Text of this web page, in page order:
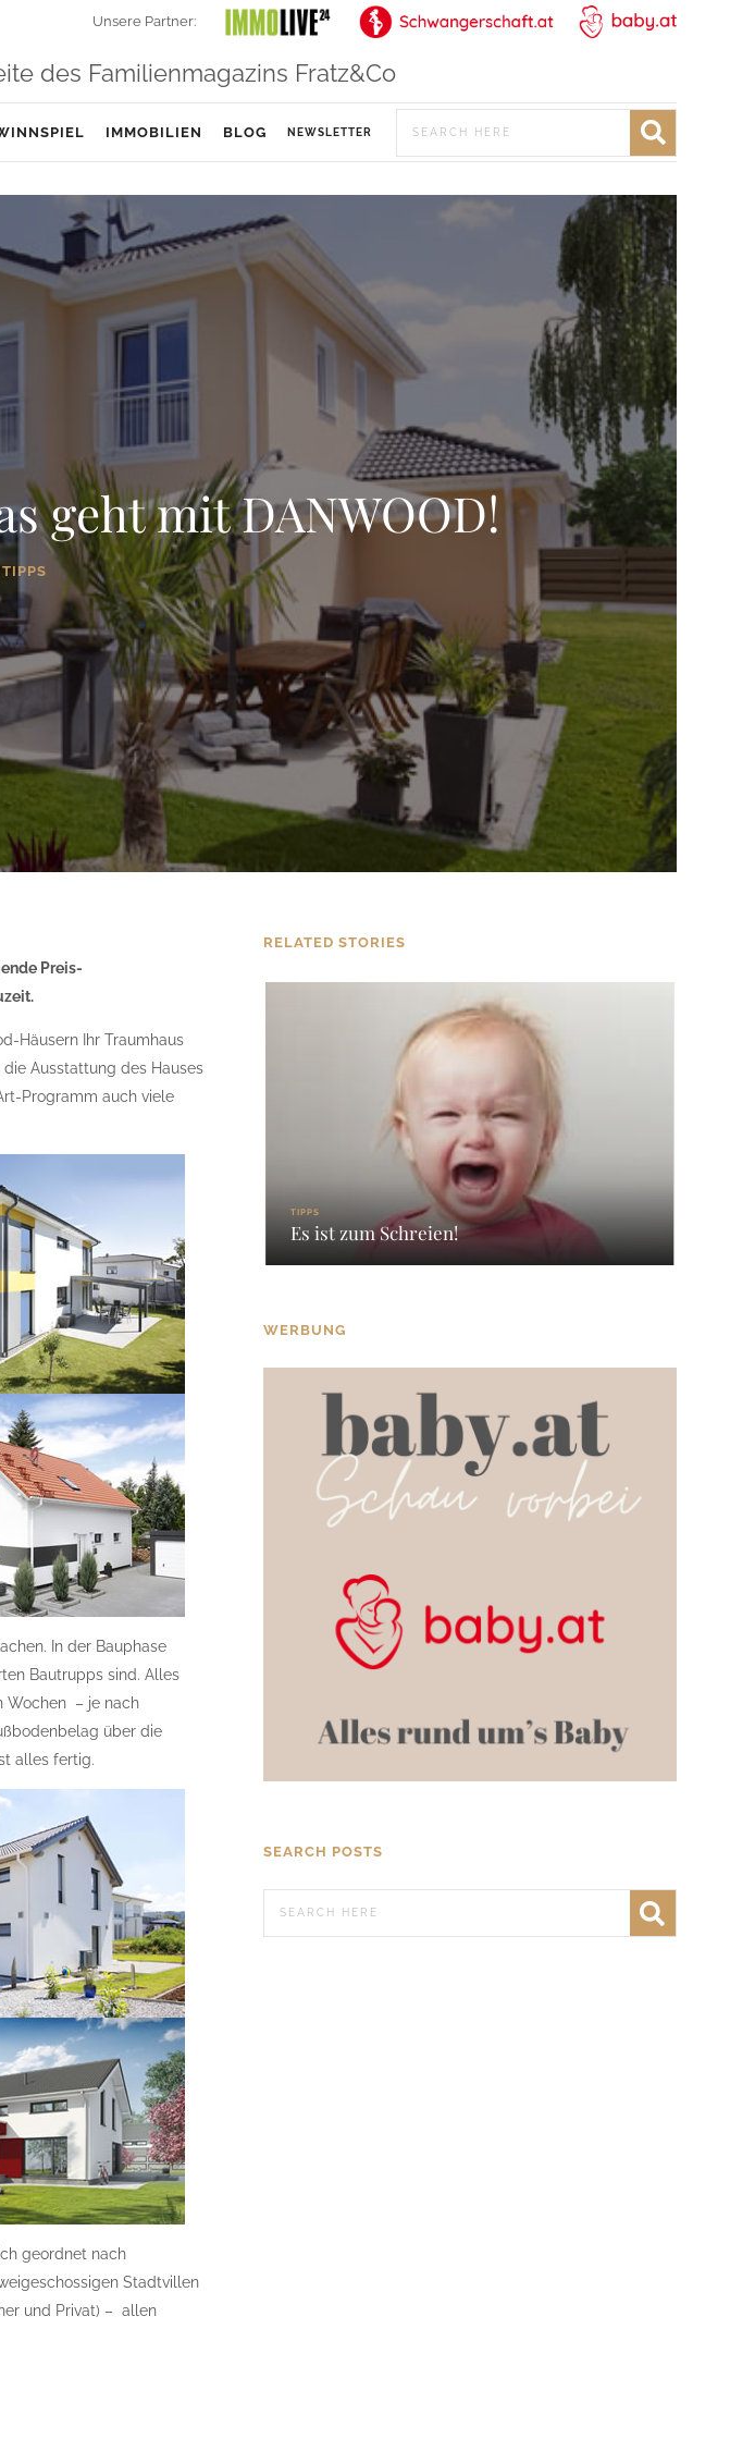
Unsere Partner:
des Familienmagazins Fratz&Co
IMMOBILIEN BLOG NEWSLETTER
geht mit DANWOOD!
TIPPS
Preis-
Häusern Ihr Traumhaus
Ausstattung des Hauses
Programm auch viele
In der Bauphase
Bautrupps sind. Alles
Wochen – je nach
über die
alles fertig.
geordnet nach
Stadtvillen
und Privat) – allen
RELATED STORIES
TIPPS
Es ist zum Schreien!
WERBUNG
SEARCH POSTS